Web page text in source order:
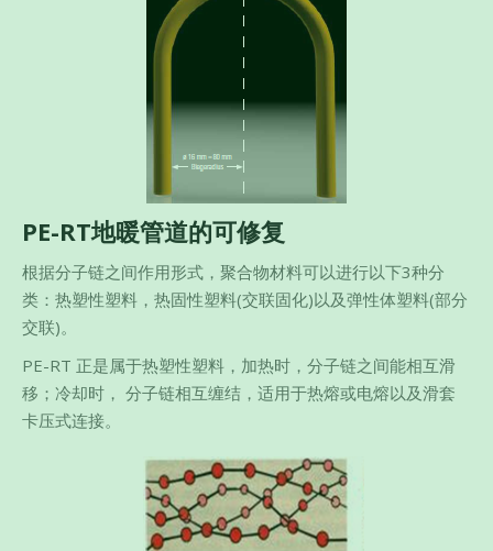
PE-RT地暖管道的可修复
根据分子链之间作用形式，聚合物材料可以进行以下3种分
类：热塑性塑料，热固性塑料(交联固化)以及弹性体塑料(部分
交联)。
PE-RT 正是属于热塑性塑料，加热时，分子链之间能相互滑
移；冷却时， 分子链相互缠结，适用于热熔或电熔以及滑套
卡压式连接。